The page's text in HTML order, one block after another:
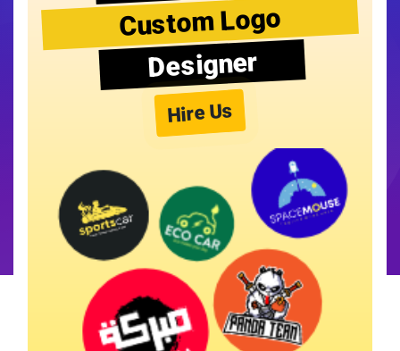
Custom Logo
Designer
Hire Us